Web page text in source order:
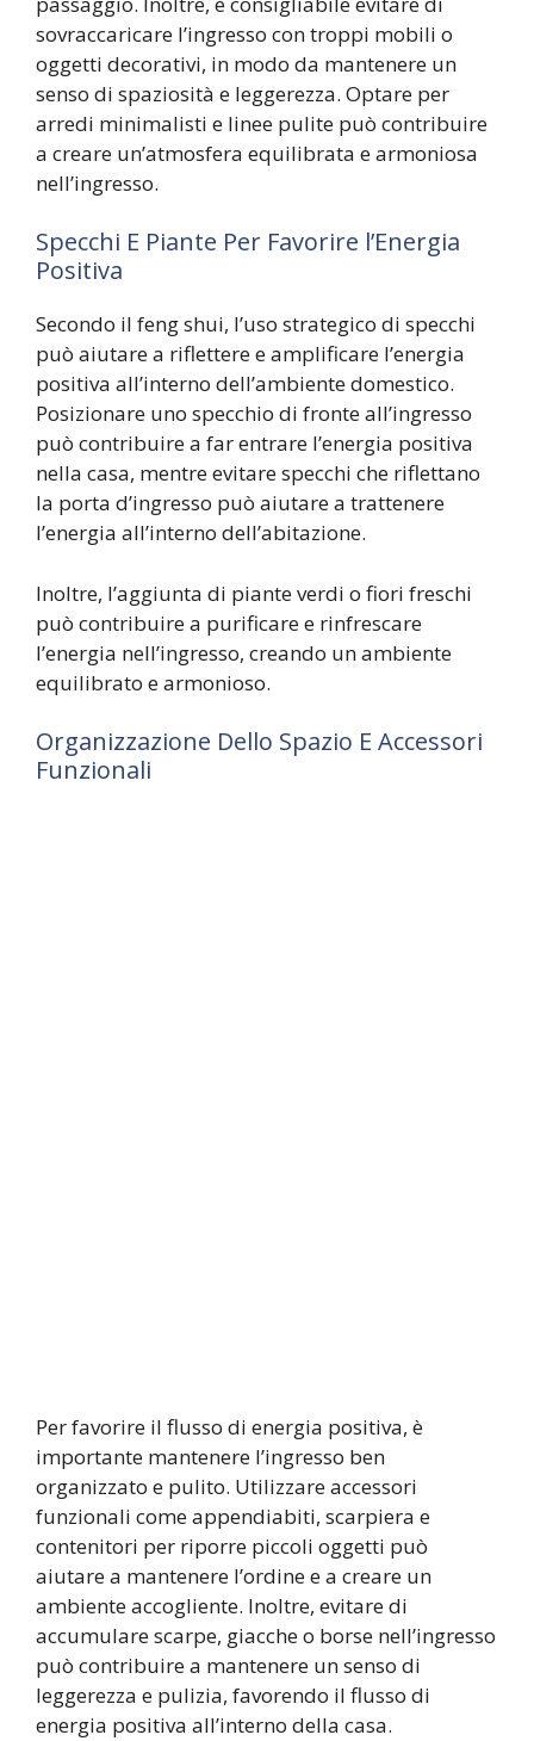
sovraccaricare l’ingresso con troppi mobili o
oggetti decorativi, in modo da mantenere un
senso di spaziosità e leggerezza. Optare per
arredi minimalisti e linee pulite può contribuire
a creare un’atmosfera equilibrata e armoniosa
nell’ingresso.
Specchi E Piante Per Favorire l’Energia
Positiva
Secondo il feng shui, l’uso strategico di specchi
può aiutare a riflettere e amplificare l’energia
positiva all’interno dell’ambiente domestico.
Posizionare uno specchio di fronte all’ingresso
può contribuire a far entrare l’energia positiva
nella casa, mentre evitare specchi che riflettano
la porta d’ingresso può aiutare a trattenere
l’energia all’interno dell’abitazione.
Inoltre, l’aggiunta di piante verdi o fiori freschi
può contribuire a purificare e rinfrescare
l’energia nell’ingresso, creando un ambiente
equilibrato e armonioso.
Organizzazione Dello Spazio E Accessori
Funzionali
Per favorire il flusso di energia positiva, è
importante mantenere l’ingresso ben
organizzato e pulito. Utilizzare accessori
funzionali come appendiabiti, scarpiera e
contenitori per riporre piccoli oggetti può
aiutare a mantenere l’ordine e a creare un
ambiente accogliente. Inoltre, evitare di
accumulare scarpe, giacche o borse nell’ingresso
può contribuire a mantenere un senso di
leggerezza e pulizia, favorendo il flusso di
energia positiva all’interno della casa.